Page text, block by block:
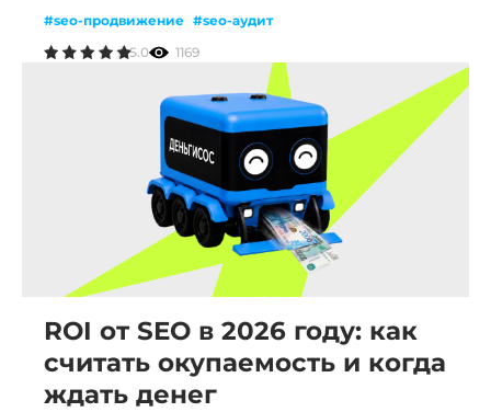
#seo-продвижение #seo-аудит
5.0
1169
ROI от SEO в 2026 году: как
считать окупаемость и когда
ждать денег